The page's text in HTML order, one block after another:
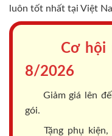
luôn tốt nhất tại Việt
Cơ hội
8/2026
Giảm giá lên
gói.
Tặng phụ